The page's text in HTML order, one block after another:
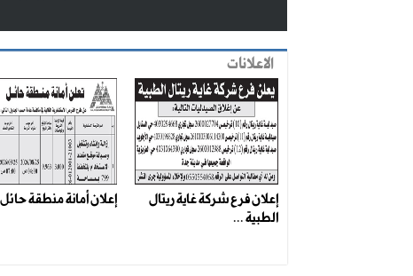
الاعلانات
إعلان فرع شركة غاية ريتال
الطبية ...
إعلان أمانة منطقة